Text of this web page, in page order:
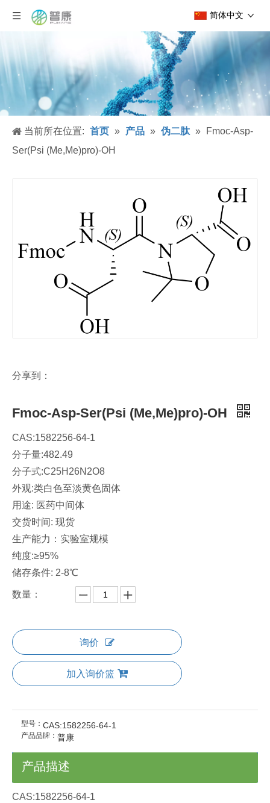
简体中文
当前所在位置: 首页 » 产品 » 伪二肽 »
Fmoc-Asp-
Ser(Psi (Me,Me)pro)-OH
分享到：
Fmoc-Asp-Ser(Psi (Me,Me)pro)-OH
CAS:1582256-64-1
分子量:482.49
分子式:C25H26N2O8
外观:类白色至淡黄色固体
用途: 医药中间体
交货时间: 现货
生产能力：实验室规模
纯度:≥95%
储存条件: 2-8℃
数量：
询价
加入询价篮
型号： CAS:1582256-64-1
产品品牌： 普康
产品描述
CAS:1582256-64-1